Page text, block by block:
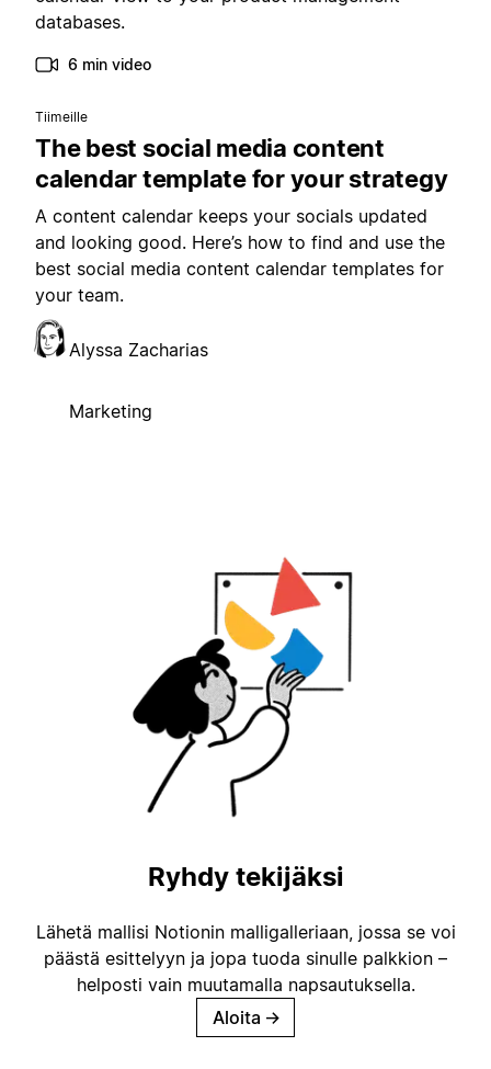
databases.
6 min video
Tiimeille
The best social media content
calendar template for your strategy
A content calendar keeps your socials updated
and looking good. Here’s how to find and use the
best social media content calendar templates for
your team.
Alyssa Zacharias
Marketing
Ryhdy tekijäksi
Lähetä mallisi Notionin malligalleriaan, jossa se voi
päästä esittelyyn ja jopa tuoda sinulle palkkion –
helposti vain muutamalla napsautuksella.
Aloita →